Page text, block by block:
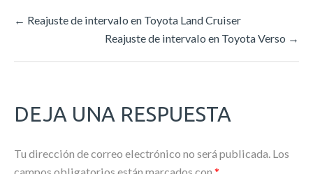
← Reajuste de intervalo en Toyota Land Cruiser
Reajuste de intervalo en Toyota Verso →
DEJA UNA RESPUESTA
Tu dirección de correo electrónico no será publicada. Los